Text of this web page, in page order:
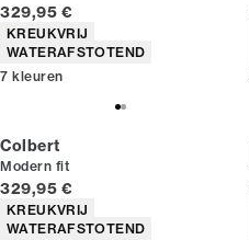
Huidige prijs
329,95 €
Producteigenschappen
KREUKVRIJ
WATERAFSTOTEND
7 kleuren
Colbert
Modern fit
Huidige prijs
329,95 €
Producteigenschappen
KREUKVRIJ
WATERAFSTOTEND